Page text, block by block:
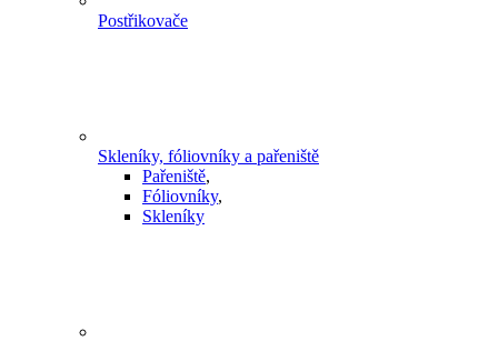
Postřikovače
Skleníky, fóliovníky a pařeniště
Pařeniště,
Fóliovníky,
Skleníky